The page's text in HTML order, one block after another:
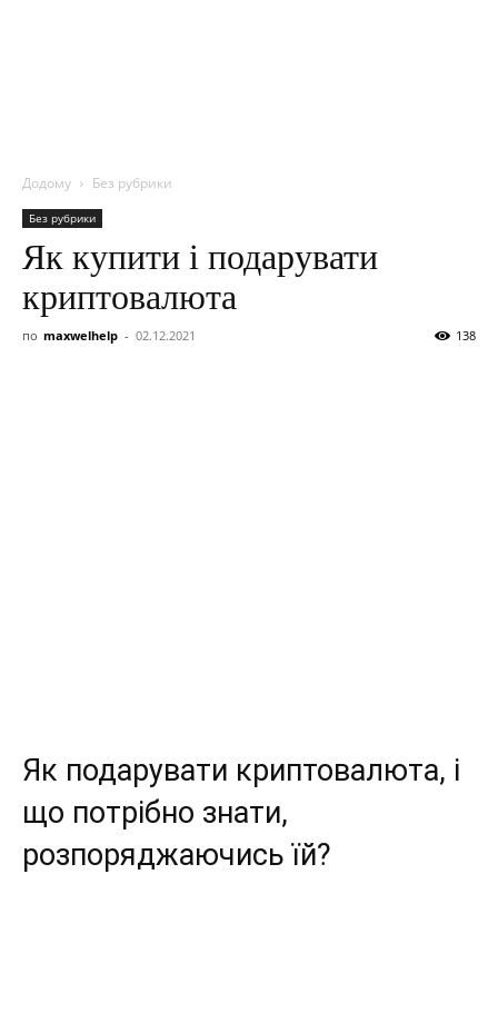
Додому Без рубрики
Без рубрики
Як купити і подарувати
криптовалюта
по maxwelhelp - 02.12.2021 138
Як подарувати криптовалюта, і
що потрібно знати,
розпоряджаючись їй?